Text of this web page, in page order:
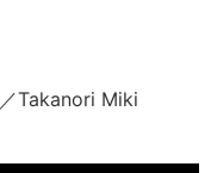
Takanori Miki